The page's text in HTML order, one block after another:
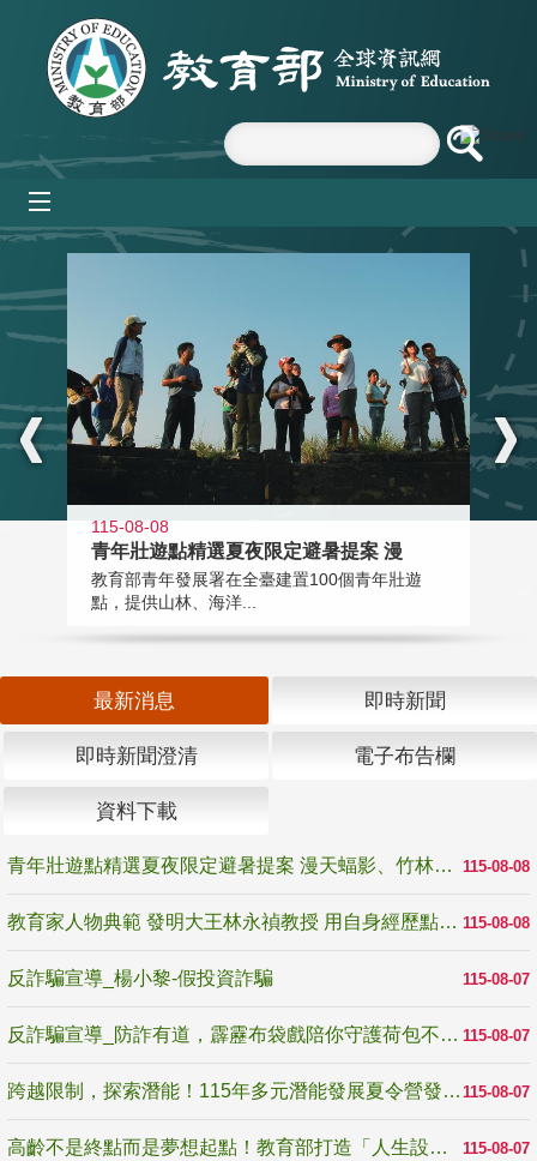
跳到主要內容區塊
:::
115-08-08
青年壯遊點精選夏夜限定避暑提案 漫
教育部青年發展署在全臺建置100個青年壯遊
點，提供山林、海洋...
最新消息 即時新聞
即時新聞澄清 電子布告欄
資料下載
115-08-08
青年壯遊點精選夏夜限定避暑提案 漫天蝠影、竹林尋蛙、茶香夜觀 邀青年暮色出發
115-08-08
教育家人物典範 發明大王林永禎教授 用自身經歷點亮學生的路
115-08-07
反詐騙宣導_楊小黎-假投資詐騙
115-08-07
反詐騙宣導_防詐有道，霹靂布袋戲陪你守護荷包不受騙
115-08-07
跨越限制，探索潛能！115年多元潛能發展夏令營發掘生命無限可能
115-08-07
高齡不是終點而是夢想起點！教育部打造「人生設計夢工場」 參展第3屆高齡健康產業博覽會